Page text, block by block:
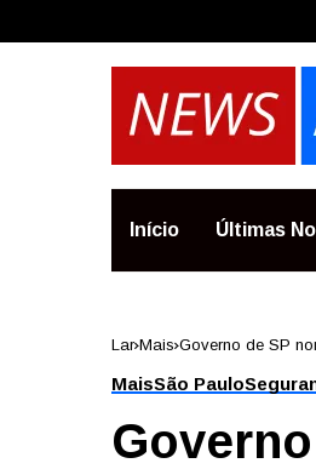
Início Últimas
Lar Mais Governo de SP
MaisSão Paulo